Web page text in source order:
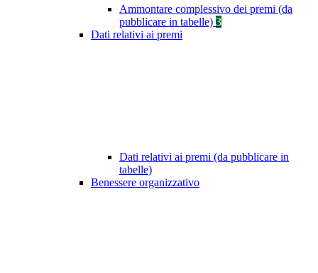
Ammontare complessivo dei premi (da
pubblicare in tabelle) 3
Dati relativi ai premi
Dati relativi ai premi (da pubblicare in
tabelle)
Benessere organizzativo